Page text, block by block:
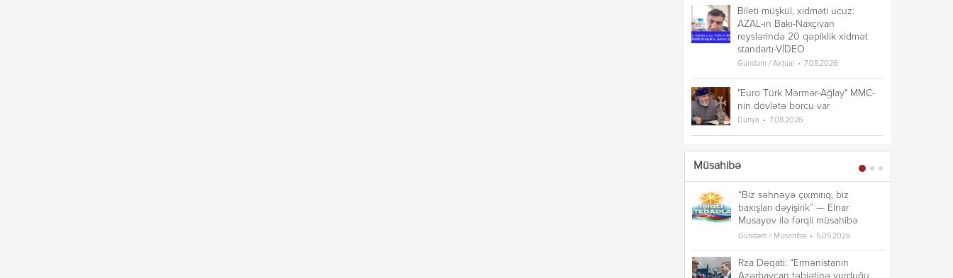
Bileti müşkül, xidməti ucuz:
AZAL-ın Bakı-Naxçıvan
reyslərində 20 qəpiklik xidmət
standartı-VİDEO
Gündəm / Aktual 7.08.2026
"Euro Türk Mərmər-Ağlay" MMC-
nin dövlətə borcu var
Dünya 7.08.2026
Müsahibə
“Biz səhnəyə çıxmırıq, biz
baxışları dəyişirik” — Elnar
Musayev ilə fərqli müsahibə
Gündəm / Musahibə 5.05.2026
Rza Deqati: “Ermənistanın
Azərbaycan təbiətinə vurduğu